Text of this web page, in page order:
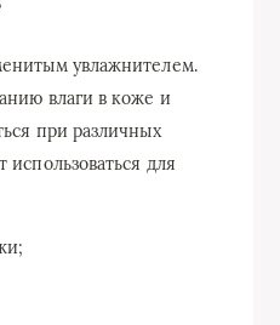
увлажнителем.
влаги в коже и
при различных
для